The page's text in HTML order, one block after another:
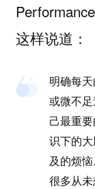
这样说道：
明确每
或微不
己最重
识下的
及的烦
很多从未